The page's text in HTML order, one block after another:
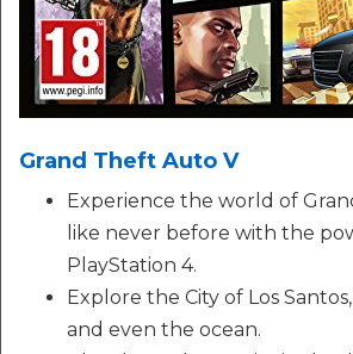
Grand Theft Auto V
Experience the world of
like never before with the
PlayStation 4.
Explore the City of Los
and even the ocean.